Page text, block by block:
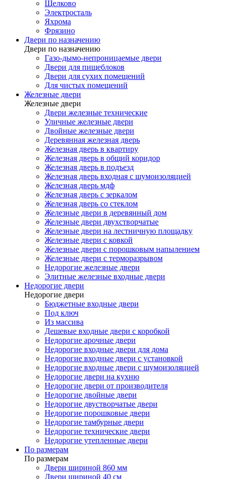
Щелково
Электросталь
Яхрома
Фрязино
Двери по назначению
Двери по назначению
Газо-дымо-непроницаемые двери
Двери для пищеблоков
Двери для сухих помещений
Для чистых помещений
Железные двери
Железные двери
Двери железные технические
Уличные железные двери
Двойные железные двери
Деревянная железная дверь
Железная дверь в квартиру
Железная дверь в общий коридор
Железная дверь в подъезд
Железная дверь входная с шумоизоляцией
Железная дверь мдф
Железная дверь с зеркалом
Железная дверь со стеклом
Железные двери в деревянный дом
Железные двери двухстворчатые
Железные двери на лестничную площадку
Железные двери с ковкой
Железные двери с порошковым напылением
Железные двери с терморазрывом
Недорогие железные двери
Элитные железные входные двери
Недорогие двери
Недорогие двери
Бюджетные входные двери
Под ключ
Из массива
Дешевые входные двери с коробкой
Недорогие арочные двери
Недорогие входные двери для дома
Недорогие входные двери с установкой
Недорогие входные двери с шумоизоляцией
Недорогие двери на кухню
Недорогие двери от производителя
Недорогие двойные двери
Недорогие двустворчатые двери
Недорогие порошковые двери
Недорогие тамбурные двери
Недорогие технические двери
Недорогие утепленные двери
По размерам
По размерам
Двери шириной 860 мм
Двери шириной 40 см